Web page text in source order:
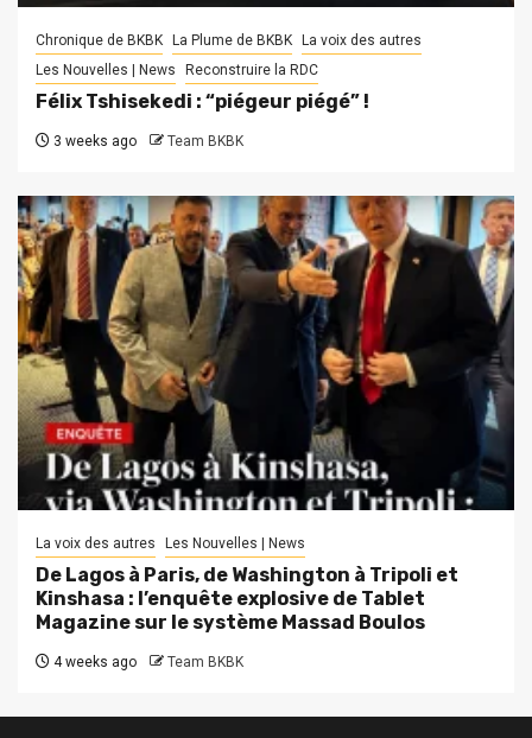
Chronique de BKBK La Plume de BKBK La voix des autres
Les Nouvelles | News
Reconstruire la RDC
Félix Tshisekedi : “piégeur piégé” !
3 weeks ago Team BKBK
La voix des autres Les Nouvelles | News
De Lagos à Paris, de Washington à Tripoli et
Kinshasa : l’enquête explosive de Tablet
Magazine sur le système Massad Boulos
4 weeks ago Team BKBK